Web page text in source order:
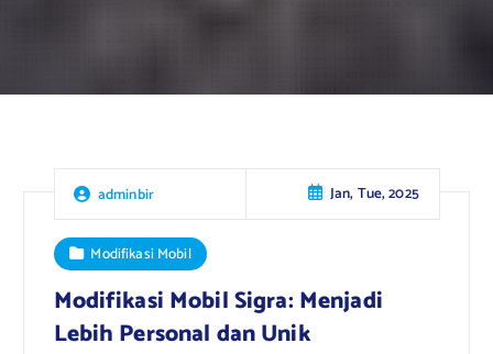
adminbir Jan, Tue, 2025
Modifikasi Mobil
Modifikasi Mobil Sigra: Menjadi
Lebih Personal dan Unik